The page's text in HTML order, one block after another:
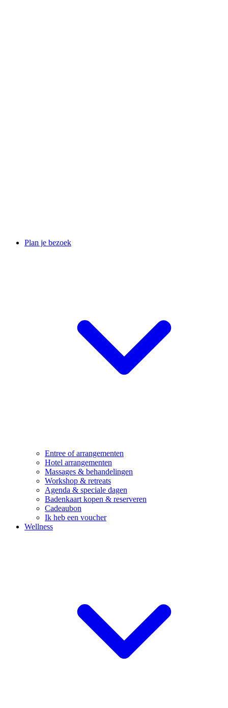
Plan je bezoek
Entree of arrangementen
Hotel arrangementen
Massages & behandelingen
Workshop & retreats
Agenda & speciale dagen
Badenkaart kopen & reserveren
Cadeaubon
Ik heb een voucher
Wellness